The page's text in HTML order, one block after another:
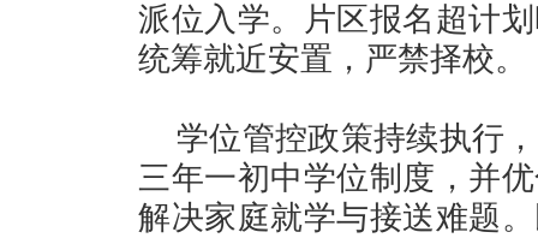
派位入学。片区报名超计
统筹就近安置，严禁择校。
学位管控政策持续执行
三年一初中学位制度，并
解决家庭就学与接送难题